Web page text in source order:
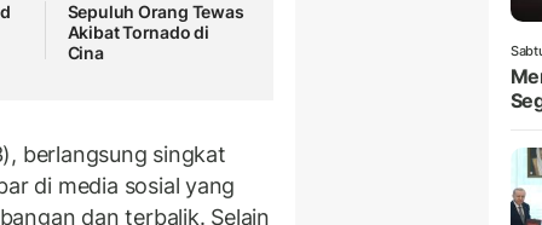
Sepuluh Orang Tewas
Akibat Tornado di
Cina
berlangsung singkat
di media sosial yang
dan terbalik. Selain